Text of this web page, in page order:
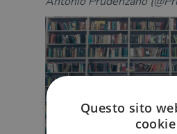
Questo sito
cookie